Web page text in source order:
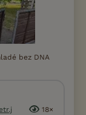
bez DNA
18×